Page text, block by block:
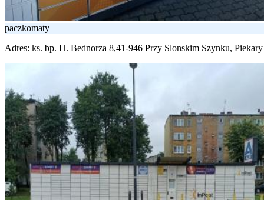
paczkomaty
Adres: ks. bp. H. Bednorza 8,41-946 Przy Slonskim Szynku,